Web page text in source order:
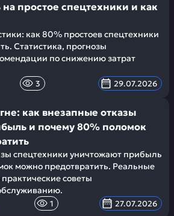
простое спецтехники и как
как 80% простоев спецтехники
Статистика, прогнозы
по снижению затрат
3 29.07.2026
как внезапные отказы
и почему 80% поломок
спецтехники уничтожают прибыль
можно предотвратить. Реальные
советы
1 27.07.2026